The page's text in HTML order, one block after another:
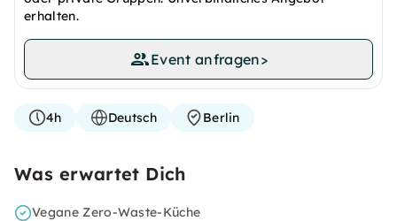
erhalten.
Event anfragen>
4h Deutsch Berlin
Was erwartet Dich
Vegane Zero-Waste-Küche